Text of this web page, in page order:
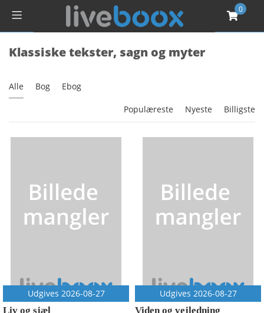
0
Klassiske tekster, sagn og myter
Alle Bog Ebog
Populæreste Nyeste Billigste
Udgives 2026-08-27
Liv og sjæl
Udgives 2026-08-27
Viden og vejledning